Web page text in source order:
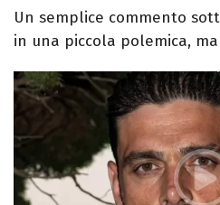
Un semplice commento
in una piccola polemica,